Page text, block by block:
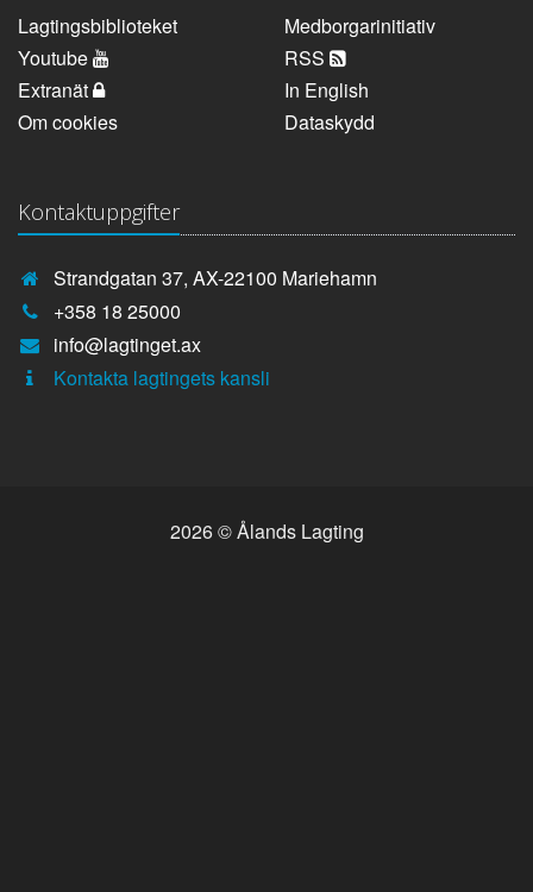
Lagtingsbiblioteket
Medborgarinitiativ
Youtube
RSS
Extranät
In English
Om cookies
Dataskydd
Kontaktuppgifter
Strandgatan 37, AX-22100 Mariehamn
Telefonnummer:
+358 18 25000
E-
post:
info@lagtinget.ax
Fler:
Kontakta lagtingets kansli
2026 © Ålands Lagting